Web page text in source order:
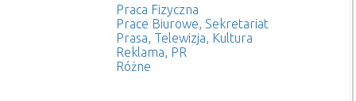
Praca Fizyczna
Prace Biurowe, Sekretariat
Prasa, Telewizja, Kultura
Reklama, PR
Różne